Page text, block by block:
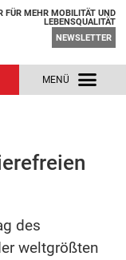
FÜR MEHR MOBILITÄT UND
LEBENSQUALITÄT
NEWSLETTER
des
weltgrößten